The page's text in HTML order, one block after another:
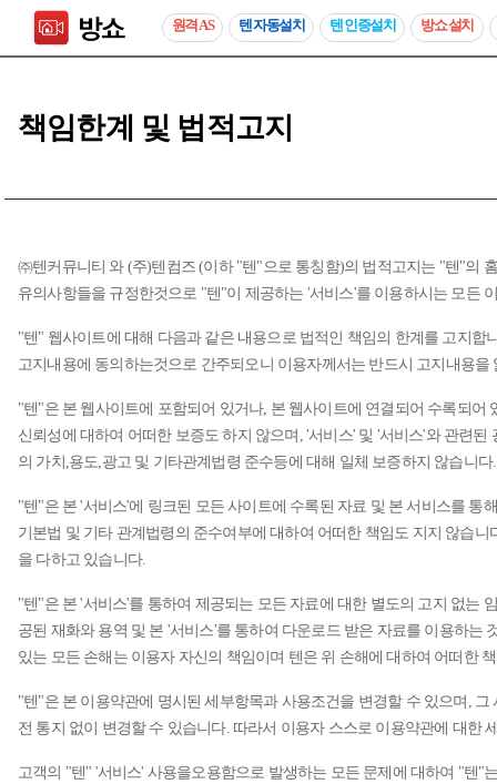
원격 AS 텐 자동설치 텐 인증설치 방쇼 설치
책임한계 및 법적고지
㈜텐커뮤니티 와 (주)텐컴즈 (이하 "텐"으로 통칭함)의 법적고지는 "텐"의
유의사항들을 규정한것으로 "텐"이 제공하는 '서비스'를 이용하시는 모든
"텐" 웹사이트에 대해 다음과 같은 내용으로 법적인 책임의 한계를 고지
고지내용에 동의하는것으로 간주되오니 이용자께서는 반드시 고지내용
"텐"은 본 웹사이트에 포함되어 있거나, 본 웹사이트에 연결되어 수록되
신뢰성에 대하여 어떠한 보증도 하지 않으며, '서비스' 및 '서비스'와 관련
의 가치,용도,광고 및 기타관계법령 준수등에 대해 일체 보증하지 않습니다.
"텐"은 본 '서비스'에 링크된 모든 사이트에 수록된 자료 및 본 서비스를
기본법 및 기타 관계법령의 준수여부에 대하여 어떠한 책임도 지지 않습
을 다하고 있습니다.
"텐"은 본 '서비스'를 통하여 제공되는 모든 자료에 대한 별도의 고지 없는
공된 재화와 용역 및 본 '서비스'를 통하여 다운로드 받은 자료를 이용하
있는 모든 손해는 이용자 자신의 책임이며 텐은 위 손해에 대하여 어떠한
"텐"은 본 이용약관에 명시된 세부항목과 사용조건을 변경할 수 있으며,
전 통지 없이 변경할 수 있습니다. 따라서 이용자 스스로 이용약관에 대한
고객의 "텐" '서비스' 사용을오용함으로 발생하는 모든 문제에 대하여 "텐